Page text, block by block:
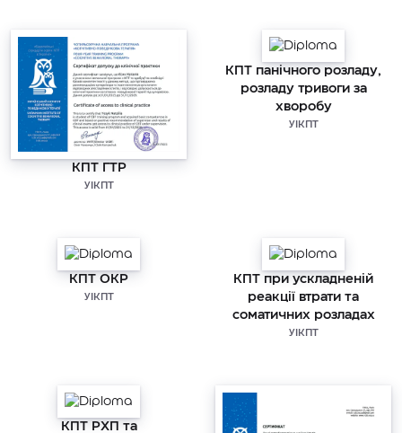
КПТ ГТР
УІКПТ
КПТ панічного розладу,
розладу тривоги за
хворобу
УІКПТ
КПТ ОКР
УІКПТ
КПТ при ускладненій
реакції втрати та
соматичних розладах
УІКПТ
КПТ РХП та